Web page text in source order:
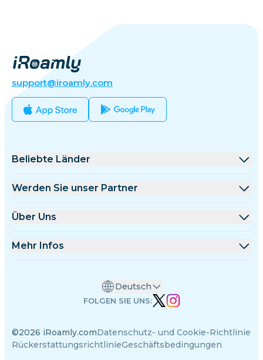
support@iroamly.com
Beliebte Länder
Vereinigte Staaten
Frankreich
Indien
Werden Sie unser Partner
Großhandelsplattform
Über Uns
Über iRoamly
Mehr Infos
Autorenteam
©2026 iRoamly.comDatenschutz- und Cookie-Richtlinie
RückerstattungsrichtlinieGeschäftsbedingungen
Deutsch
FOLGEN SIE UNS: